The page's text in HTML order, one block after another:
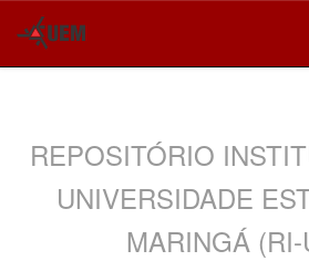
REPOSITÓRIO
UNIVERSIDADE
MARINGÁ